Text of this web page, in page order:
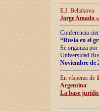
E.I. Beliakova
Jorge Amado
Conferencia
“Rusia en el
Se organiza
Universidad
Noviembre de
En vísperas de
Argentina:
La base